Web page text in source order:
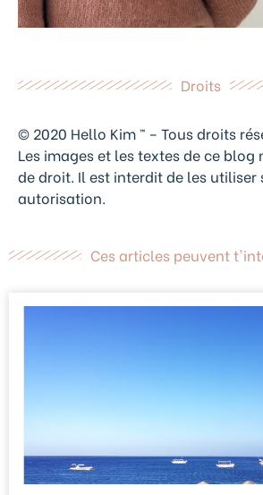
Droits
© 2020 Hello Kim ™ – Tous droits
Les images et les textes de ce blog
de droit. Il est interdit de les utiliser
autorisation.
Ces articles peuvent